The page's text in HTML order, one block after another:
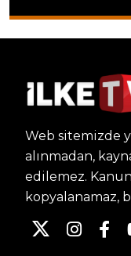
Web sitemizde
alınmadan,
edilemez.
kopyalanamaz,